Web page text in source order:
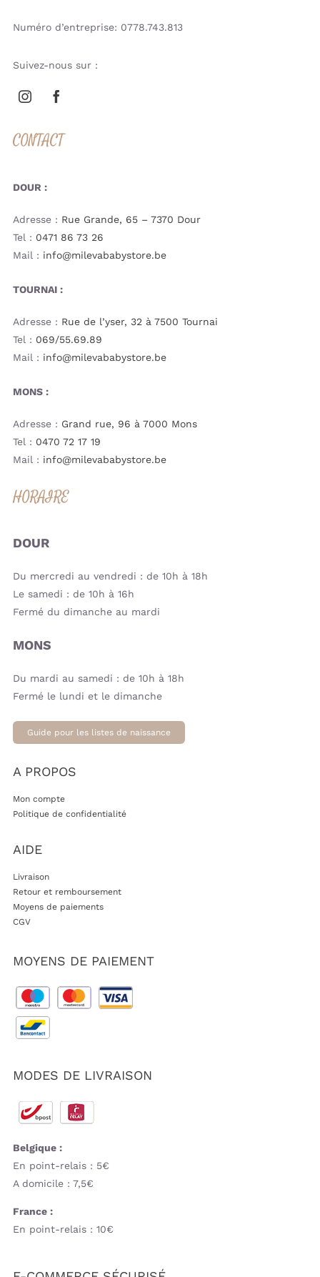
Numéro d’entreprise: 0778.743.813
Suivez-nous sur :
CONTACT
DOUR :
Adresse : Rue Grande, 65 – 7370 Dour
Tel : 0471 86 73 26
Mail : info@milevababystore.be
TOURNAI :
Adresse : Rue de l’yser, 32 à 7500 Tournai
Tel : 069/55.69.89
Mail : info@milevababystore.be
MONS :
Adresse : Grand rue, 96 à 7000 Mons
Tel : 0470 72 17 19
Mail : info@milevababystore.be
HORAIRE
DOUR
Du mercredi au vendredi : de 10h à 18h
Le samedi : de 10h à 16h
Fermé du dimanche au mardi
MONS
Du mardi au samedi : de 10h à 18h
Fermé le lundi et le dimanche
Guide pour les listes de naissance
A PROPOS
Mon compte
Politique de confidentialité
AIDE
Livraison
Retour et remboursement
Moyens de paiements
CGV
MOYENS DE PAIEMENT
MODES DE LIVRAISON
Belgique :
En point-relais : 5€
A domicile : 7,5€
France :
En point-relais : 10€